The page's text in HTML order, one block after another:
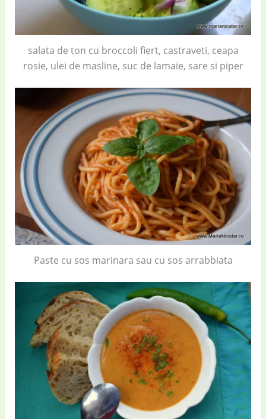
salata de ton cu broccoli fiert, castraveti, ceapa
rosie, ulei de masline, suc de lamaie, sare si piper
Paste cu sos marinara sau cu sos arrabbiata